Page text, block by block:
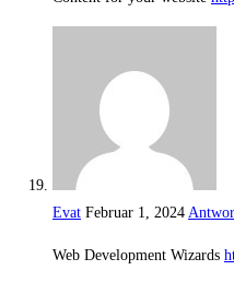
Evat Februar 1, 2024
Web Development Wizards